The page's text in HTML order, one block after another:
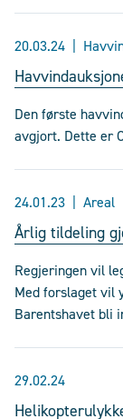
20.03.24
Den første
avgjort. Dette er
24.01.23 Areal
Årlig tildeling
Regjeringen vil
Med forslaget vil
Barentshavet bli
29.02.24